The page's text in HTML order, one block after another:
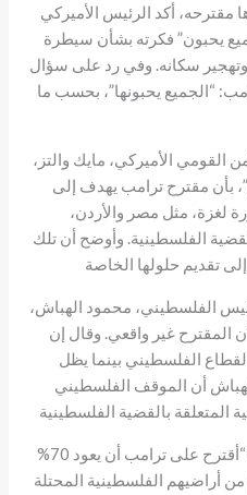
مقترحه، أكد الرئيس الأميركي
يحبون” فكرته بشأن سيطرة
سكانه. وفي رد على سؤال
“الجميع يحبونها”، بحسب ما
الأميركي، مايك والتز،
بأن مقترح ترامب يهدف إلى
لغزة، مثل مصر والأردن،
الفلسطينية. وأوضح أن تلك
الفلسطيني، محمود الهباش،
المقترح غير واقعي. وقال إن
الفلسطيني بينما يظل
أن الموقف الفلسطيني
كما قدم الهباش اقتراحًا آخر قائلاً: “أقترح على ترامب أن يعود 70%
أراضيهم الفلسطينية المحتلة